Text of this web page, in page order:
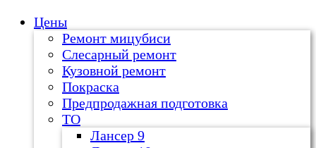
Цены
Ремонт мицубиси
Слесарный ремонт
Кузовной ремонт
Покраска
Предпродажная подготовка
ТО
Лансер 9